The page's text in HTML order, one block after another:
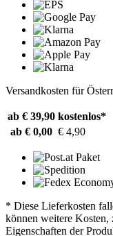
Versandkosten für
ab € 39,90 kostenlos*
ab € 0,00 € 4,90
* Diese Lieferkosten
können weitere
Eigenschaften der